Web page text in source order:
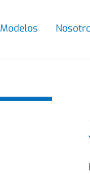
Modelos